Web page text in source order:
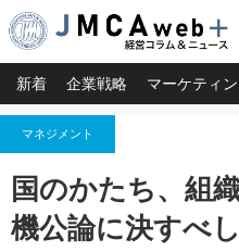
新着 企業戦略 マーケティ
マネジメント
国のかたち、組
機公論に決すべし